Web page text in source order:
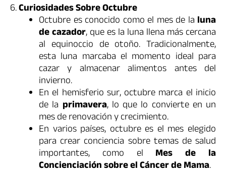
6.Curiosidades Sobre Octubre
Octubre es conocido como el mes de la luna
de cazador, que es la luna llena más cercana
al equinoccio de otoño. Tradicionalmente,
esta luna marcaba el momento ideal para
cazar y almacenar alimentos antes del
invierno.
En el hemisferio sur, octubre marca el inicio
de la primavera, lo que lo convierte en un
mes de renovación y crecimiento.
En varios países, octubre es el mes elegido
para crear conciencia sobre temas de salud
importantes, como el Mes de la
Concienciación sobre el Cáncer de Mama.